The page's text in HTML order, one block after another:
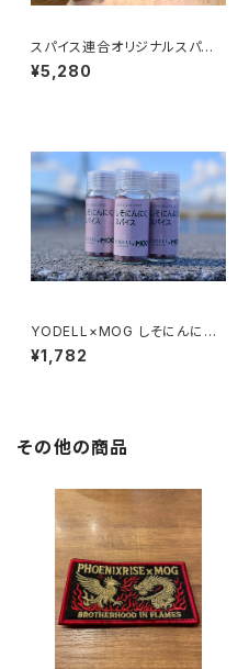
スパイス連合オリジナルスパイ
スＢＯＸ（ＭＯＧ塩・ＭＯＧ胡椒・
ＭＯＧ唐辛子各1本付）
¥5,280
YODELL×MOG しそにんにく
¥1,782
その他の商品